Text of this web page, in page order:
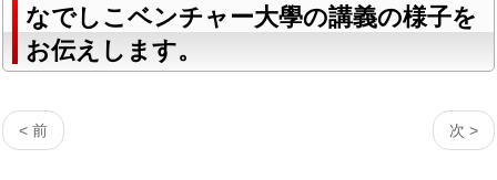
なでしこベンチャー大學の講義の様子を
お伝えします。
< 前 次 >